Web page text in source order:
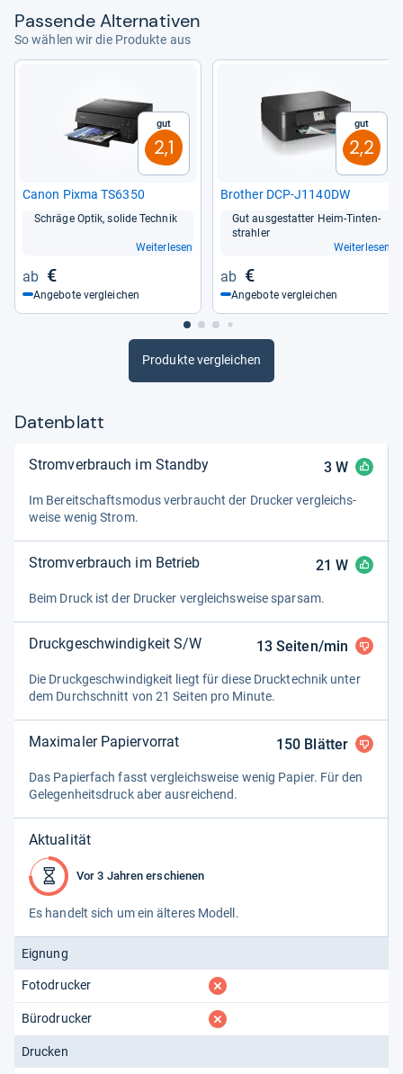
Pas­sende Alter­na­ti­ven
So wählen wir die Produkte aus
Gut
2,1
Canon Pixma TS6350
Schräge Optik, solide Tech­nik
Weiterlesen
€
Angebote vergleichen
Gut
2,2
Bro­t­her DCP-​J1140DW
Gut aus­ge­stat­ter Heim-​Tin­ten­
strah­ler
Weiterlesen
€
Angebote vergleichen
Produkte vergleichen
Datenblatt
Stromverbrauch im Standby 3W
Im Bereit­schafts­mo­dus ver­braucht der Dru­cker ver­gleichs­
weise wenig Strom.
Stromverbrauch im Betrieb 21 W
Beim Druck ist der Dru­cker ver­gleichs­weise spar­sam.
Druckgeschwindigkeit S/W 13Seiten/min
Die Druck­ge­schwin­dig­keit liegt für diese Druck­tech­nik unter
dem Durch­schnitt von 21 Sei­ten pro Minute.
Maximaler Papiervorrat 150 Blätter
Das Papier­fach fasst ver­gleichs­weise wenig Papier. Für den
Gele­gen­heits­druck aber aus­rei­chend.
Aktualität
Vor 3 Jahren erschienen
Es han­delt sich um ein älte­res Modell.
Eignung
Fotodrucker fehlt
Bürodrucker fehlt
Drucken